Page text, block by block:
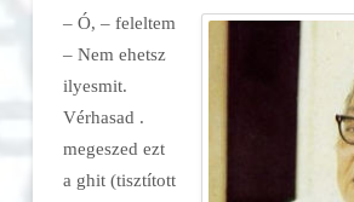
– Ó, – feleltem
– Nem ehetsz
ilyesmit.
Vérhasad .
megeszed ezt
a ghit (tisztított